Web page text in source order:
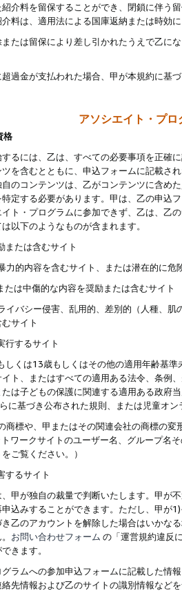
介料を留保することができ、閉鎖に伴う
料は、適用法による国庫返納または時効
たは留保により差し引かれたうえで乙に
過金が支払われた場合、甲が本規約に基
アソシエイト・プ
格
るには、乙は、すべての必要事項を正確
を含むとともに、申込フォームに記載さ
のコンテンツは、乙がコンテンツに含め
定する必要があります。甲は、乙の申込
ト・プログラムに参加できず、乙は、乙
以下のようなものが含まれます。
または含むサイト
力的内容を含むサイト、または潜在的に
たは中傷的な内容を奨励または含むサイト
イバシー侵害、乱用的、差別的（人種、
サイト
行するサイト
しくは13歳もしくはその他の適用年齢基
ト、またはすべての適用ある法令、条例
は子どもの保護に関連する適用ある政府
に基づき公布された規則、または児童オン
商標や、甲またはその関連会社の商標の
ワークサイトのユーザー名、グループ名
ご覧ください。）
するサイト
甲が独自の裁量で判断いたします。甲が
込みすることができます。ただし、甲が
乙のアカウントを解除した場合はいかな
お問い合わせフォーム の「運営規約違反
きます。
ラムへの参加申込フォームに記載した情
先情報および乙のサイトの識別情報など